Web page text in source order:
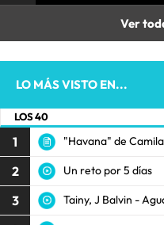
Ver
LO MÁS VISTO EN...
LOS 40
1 "Havana" de
2 Un reto por 5 días
3 Tainy, J Balvin -